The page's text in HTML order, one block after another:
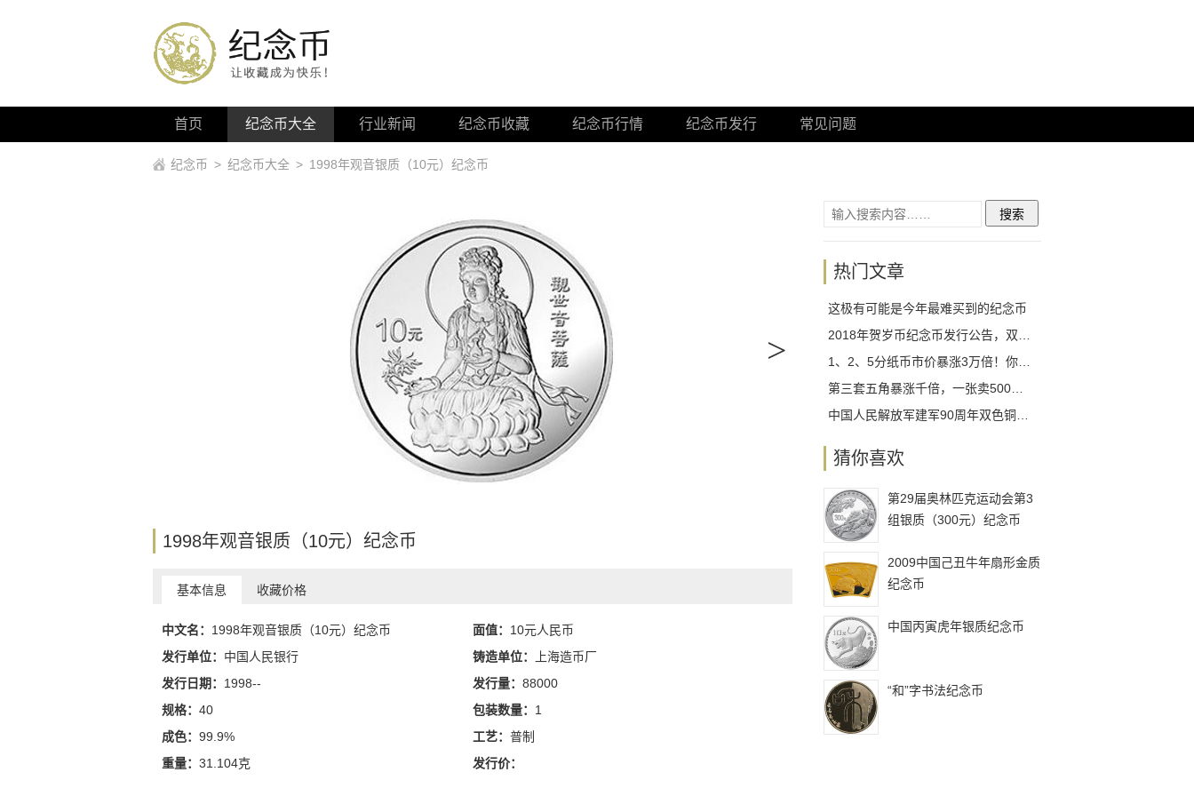
首页 纪念币大全 行业新闻 纪念币收藏 纪念币行情 纪念币发行 常见问题
纪念币 > 纪念币大全 > 1998年观音银质（10元）纪念币
>
1998年观音银质（10元）纪念币
基本信息 收藏价格
中文名： 1998年观音银质（10元）纪念币 面值： 10元人民币
发行单位： 中国人民银行 铸造单位：
上海造币厂
发行日期： 1998-- 发行量： 88000
规格： 40 包装数量： 1
成色： 99.9% 工艺： 普制
重量： 31.104克 发行价：
热门文章
这极有可能是今年最难买到的纪念币
猜你喜欢
第29届奥林匹克运动会第3
组银质（300元）纪念币
2009中国己丑牛年扇形金质
纪念币
中国丙寅虎年银质纪念币
“和”字书法纪念币